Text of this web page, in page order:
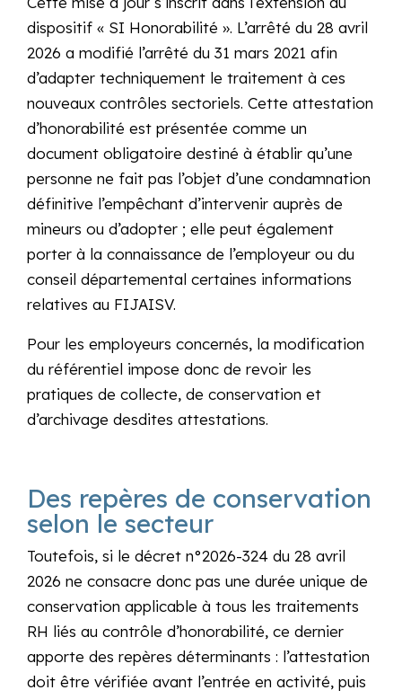
dispositif « SI Honorabilité ». L’arrêté du 28 avril
2026 a modifié l’arrêté du 31 mars 2021 afin
d’adapter techniquement le traitement à ces
nouveaux contrôles sectoriels. Cette attestation
d’honorabilité est présentée comme un
document obligatoire destiné à établir qu’une
personne ne fait pas l’objet d’une condamnation
définitive l’empêchant d’intervenir auprès de
mineurs ou d’adopter ; elle peut également
porter à la connaissance de l’employeur ou du
conseil départemental certaines informations
relatives au FIJAISV.
Pour les employeurs concernés, la modification
du référentiel impose donc de revoir les
pratiques de collecte, de conservation et
d’archivage desdites attestations.
Des repères de conservation
selon le secteur
Toutefois, si le décret n°2026-324 du 28 avril
2026 ne consacre donc pas une durée unique de
conservation applicable à tous les traitements
RH liés au contrôle d’honorabilité, ce dernier
apporte des repères déterminants : l’attestation
doit être vérifiée avant l’entrée en activité, puis